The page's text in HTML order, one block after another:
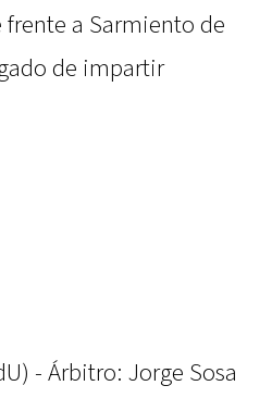
a Sarmiento de
de impartir
- Árbitro: Jorge Sosa